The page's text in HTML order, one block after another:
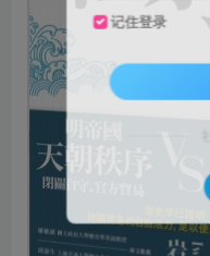
记住登录